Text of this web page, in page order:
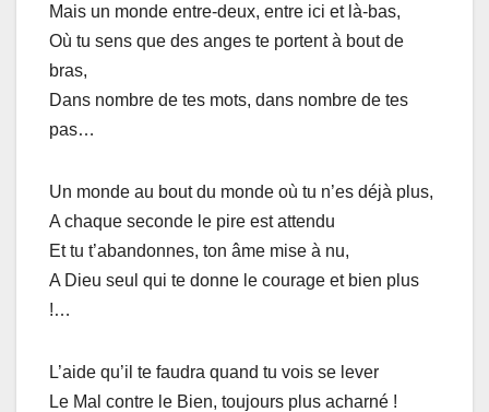
Mais un monde entre-deux, entre ici et là-bas,
Où tu sens que des anges te portent à bout de
bras,
Dans nombre de tes mots, dans nombre de tes
pas…
Un monde au bout du monde où tu n’es déjà plus,
A chaque seconde le pire est attendu
Et tu t’abandonnes, ton âme mise à nu,
A Dieu seul qui te donne le courage et bien plus
!…
L’aide qu’il te faudra quand tu vois se lever
Le Mal contre le Bien, toujours plus acharné !